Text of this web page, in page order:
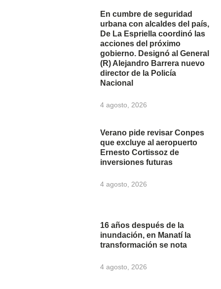
En cumbre de seguridad
urbana con alcaldes del país,
De La Espriella coordinó las
acciones del próximo
gobierno. Designó al General
(R) Alejandro Barrera nuevo
director de la Policía
Nacional
4 agosto, 2026
Verano pide revisar Conpes
que excluye al aeropuerto
Ernesto Cortissoz de
inversiones futuras
4 agosto, 2026
16 años después de la
inundación, en Manatí la
transformación se nota
4 agosto, 2026